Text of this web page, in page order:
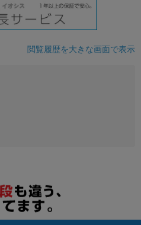
閲覧履歴を大きな画面で表示